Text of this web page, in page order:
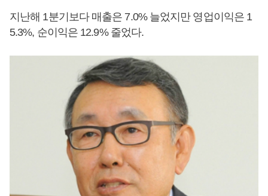
지난해 1분기보다 매출은 7.0% 늘었지만 영업이익은 1
5.3%, 순이익은 12.9% 줄었다.